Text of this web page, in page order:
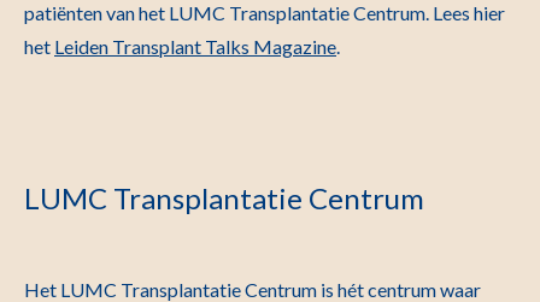
patiënten van het LUMC Transplantatie Centrum. Lees hier
het Leiden Transplant Talks Magazine.
LUMC Transplantatie Centrum
Het LUMC Transplantatie Centrum is hét centrum waar